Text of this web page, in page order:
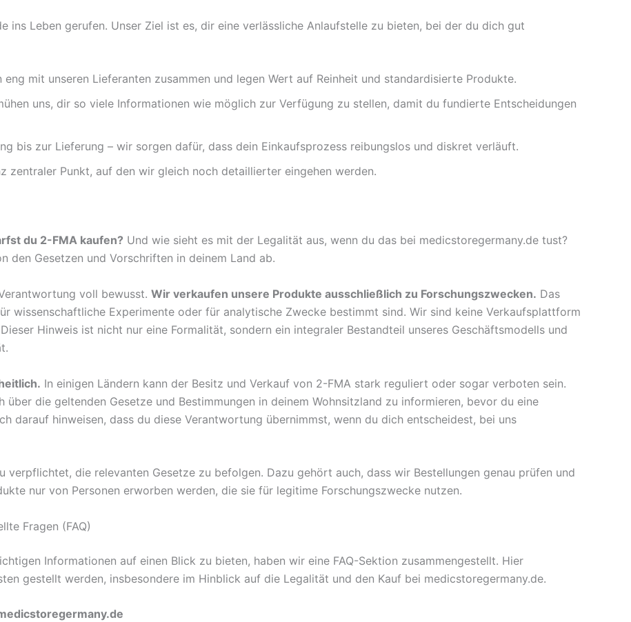
ins Leben gerufen. Unser Ziel ist es, dir eine verlässliche Anlaufstelle zu bieten, bei der du dich gut
eng mit unseren Lieferanten zusammen und legen Wert auf Reinheit und standardisierte Produkte.
uns, dir so viele Informationen wie möglich zur Verfügung zu stellen, damit du fundierte Entscheidungen
bis zur Lieferung – wir sorgen dafür, dass dein Einkaufsprozess reibungslos und diskret verläuft.
zentraler Punkt, auf den wir gleich noch detaillierter eingehen werden.
du 2-FMA kaufen? Und wie sieht es mit der Legalität aus, wenn du das bei medicstoregermany.de tust?
den Gesetzen und Vorschriften in deinem Land ab.
voll bewusst. Wir verkaufen unsere Produkte ausschließlich zu Forschungszwecken. Das
wissenschaftliche Experimente oder für analytische Zwecke bestimmt sind. Wir sind keine Verkaufsplattform
Hinweis ist nicht nur eine Formalität, sondern ein integraler Bestandteil unseres Geschäftsmodells und
In einigen Ländern kann der Besitz und Verkauf von 2-FMA stark reguliert oder sogar verboten sein.
die geltenden Gesetze und Bestimmungen in deinem Wohnsitzland zu informieren, bevor du eine
darauf hinweisen, dass du diese Verantwortung übernimmst, wenn du dich entscheidest, bei uns
verpflichtet, die relevanten Gesetze zu befolgen. Dazu gehört auch, dass wir Bestellungen genau prüfen und
nur von Personen erworben werden, die sie für legitime Forschungszwecke nutzen.
Fragen (FAQ)
Informationen auf einen Blick zu bieten, haben wir eine FAQ-Sektion zusammengestellt. Hier
gestellt werden, insbesondere im Hinblick auf die Legalität und den Kauf bei medicstoregermany.de.